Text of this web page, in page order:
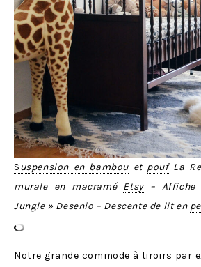
Suspension en bambouet poufLa
murale en macramé Etsy– Affiche
Jungle » Desenio – Descente de lit en
Notre grande commode à tiroirs par